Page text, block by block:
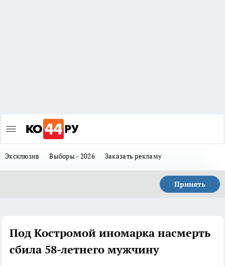
Эксклюзив Выборы - 2026 Заказать рекламу
Принять
Под Костромой иномарка насмерть
сбила 58-летнего мужчину